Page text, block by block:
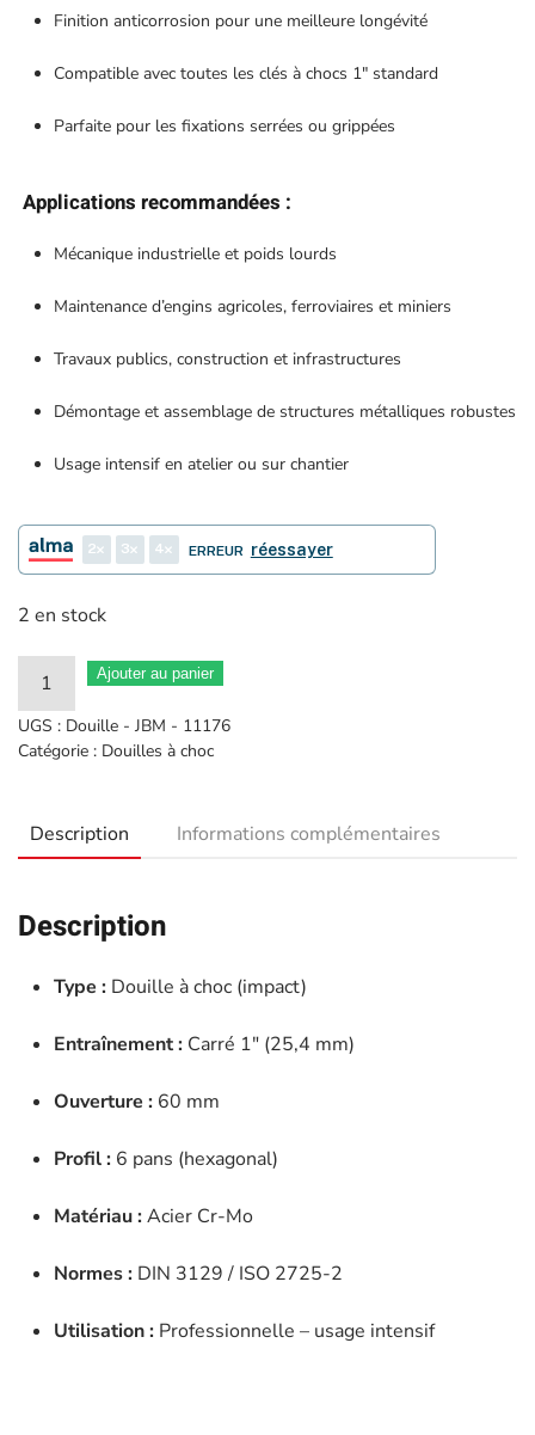
Finition anticorrosion pour une meilleure longévité
Compatible avec toutes les clés à chocs 1″ standard
Parfaite pour les fixations serrées ou grippées
Applications recommandées :
Mécanique industrielle et poids lourds
Maintenance d’engins agricoles, ferroviaires et miniers
Travaux publics, construction et infrastructures
Démontage et assemblage de structures métalliques robustes
Usage intensif en atelier ou sur chantier
2 3 4 ERREUR réessayer
2 en stock
quantité
de
Douille
pans
-
11176
Ajouter au panier
UGS : Douille - JBM - 11176
Catégorie : Douilles à choc
Description Informations complémentaires
Description
Type : Douille à choc (impact)
Entraînement : Carré 1″ (25,4 mm)
Ouverture : 60 mm
Profil : 6 pans (hexagonal)
Matériau :Acier Cr-Mo
Normes : DIN 3129 / ISO 2725-2
Utilisation : Professionnelle – usage intensif